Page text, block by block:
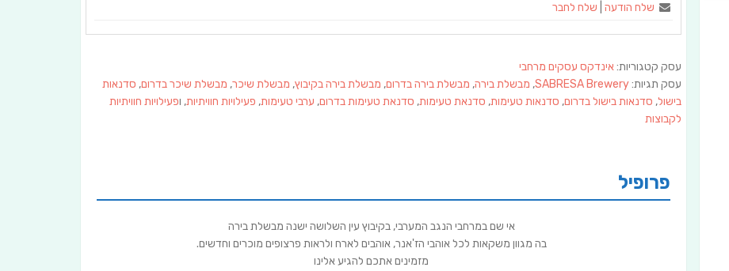
שלח הודעה שלח לחבר
עסק קטגוריות:אינדקס עסקים מרחבי
עסק תגיות:SABRESA Brewery
, מבשלת בירה, מבשלת בירה בדרום, מבשלת בירה בקיבוץ, מבשלת שיכר, מבשלת שיכר בדרום, סדנאות
בישול, סדנאות בישול בדרום, סדנאות טעימות, סדנאת טעימות, סדנאת טעימות בדרום, ערבי טעימות, פעילויות חוויתיות, ופעילויות חוויתיות
לקבוצות
פרופיל
אי שם במרחבי הנגב המערבי, בקיבוץ עין השלושה ישנה מבשלת בירה
בה מגוון משקאות לכל אוהבי הז'אנר,אוהבים לארח ולראות פרצופים מוכרים וחדשים.
מזמינים אתכם להגיע אלינו